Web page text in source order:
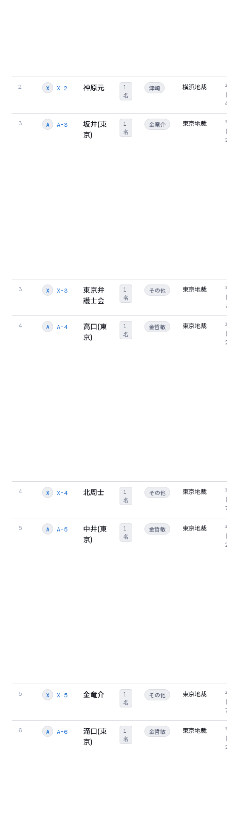
2 X X-2 神原元
1
名
津崎 横浜地裁
3 A A-3
坂井(東
京)
1
名
金竜介 東京地裁
3 X X-3
東京弁
護士会
1
名
その他 東京地裁
4 A A-4
高口(東
京)
1
名
金哲敏 東京地裁
4 X X-4 北周士
1
名
その他 東京地裁
5 A A-5
中井(東
京)
1
名
金哲敏 東京地裁
5 X X-5 金竜介
1
名
その他 東京地裁
6 A A-6
滝口(東
京)
1
名
金哲敏 東京地裁